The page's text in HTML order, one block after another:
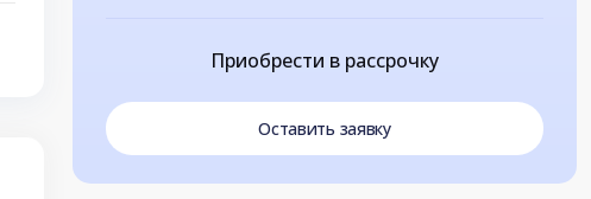
Приобрести в рассрочку
Оставить заявку